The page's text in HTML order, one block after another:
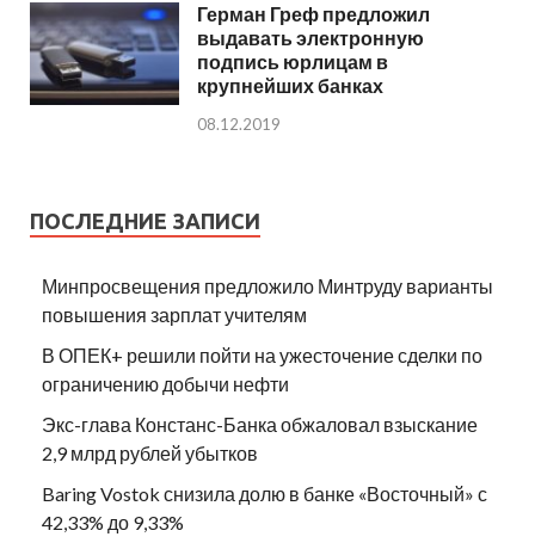
Герман Греф предложил
выдавать электронную
подпись юрлицам в
крупнейших банках
08.12.2019
ПОСЛЕДНИЕ ЗАПИСИ
Минпросвещения предложило Минтруду варианты
повышения зарплат учителям
В ОПЕК+ решили пойти на ужесточение сделки по
ограничению добычи нефти
Экс-глава Констанс-Банка обжаловал взыскание
2,9 млрд рублей убытков
Baring Vostok снизила долю в банке «Восточный» с
42,33% до 9,33%